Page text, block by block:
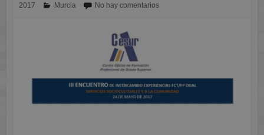
2017
Murcia No hay comentarios